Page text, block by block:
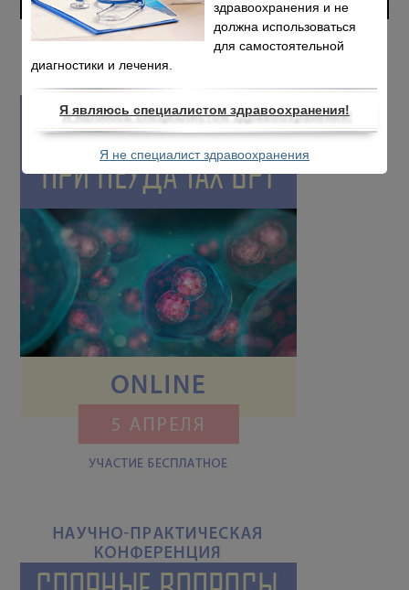
здравоохранения и не
должна использоваться
для самостоятельной
диагностики и лечения.
Я являюсь специалистом здравоохранения!
Я не специалист здравоохранения